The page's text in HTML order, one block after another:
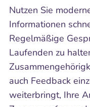
Nutzen Sie
Informationen
Regelmäßige
Laufenden zu
auch Feedback
weiterbringt, Ihre